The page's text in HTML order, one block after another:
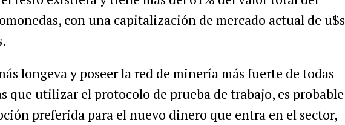
con una capitalización de mercado actual de u$s
longeva y poseer la red de minería más fuerte de todas
que utilizar el protocolo de prueba de trabajo, es probable
preferida para el nuevo dinero que entra en el sector,